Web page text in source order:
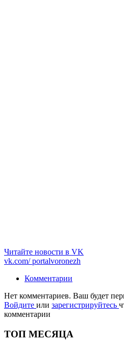
Читайте новости в VK
vk.com/portalvoronezh
Комментарии
Нет комментариев. Ваш будет
Войдите или зарегистрируйтесь
комментарии
ТОП МЕСЯЦА